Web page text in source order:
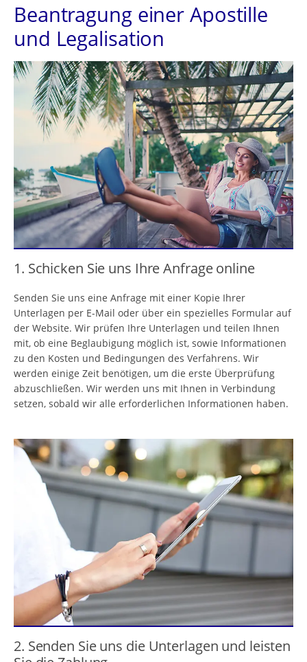
Beantragung einer Apostille
und Legalisation
1. Schicken Sie uns Ihre Anfrage online
Senden Sie uns eine Anfrage mit einer Kopie Ihrer
Unterlagen per E-Mail oder über ein spezielles Formular auf
der Website. Wir prüfen Ihre Unterlagen und teilen Ihnen
mit, ob eine Beglaubigung möglich ist, sowie Informationen
zu den Kosten und Bedingungen des Verfahrens. Wir
werden einige Zeit benötigen, um die erste Überprüfung
abzuschließen. Wir werden uns mit Ihnen in Verbindung
setzen, sobald wir alle erforderlichen Informationen haben.
2. Senden Sie uns die Unterlagen und leisten